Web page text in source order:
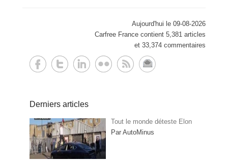
Aujourd'hui le 09-08-2026
Carfree France contient 5,381 articles
et 33,374 commentaires
Derniers articles
Tout le monde déteste Elon
Par AutoMinus